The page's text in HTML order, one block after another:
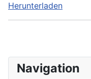
Navigation
Herunterladen